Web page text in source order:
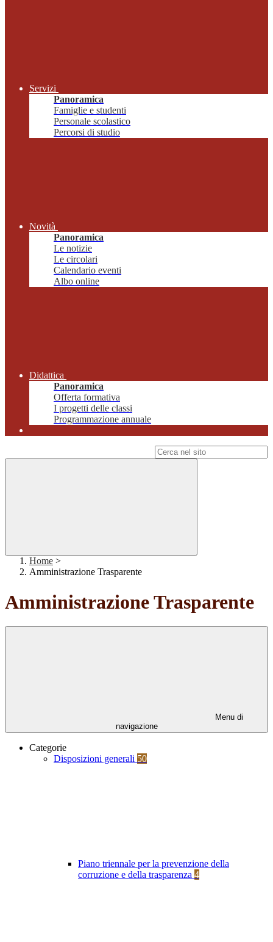
Servizi
Panoramica
Famiglie e studenti
Personale scolastico
Percorsi di studio
Novità
Panoramica
Le notizie
Le circolari
Calendario eventi
Albo online
Didattica
Panoramica
Offerta formativa
I progetti delle classi
Programmazione annuale
Home >
Amministrazione Trasparente
Amministrazione Trasparente
Menu di
navigazione
Categorie
Disposizioni generali 50
Piano triennale per la prevenzione della
corruzione e della trasparenza 4